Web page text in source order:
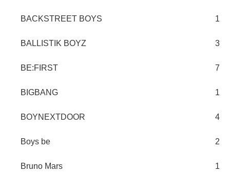
BACKSTREET BOYS 1
BALLISTIK BOYZ 3
BE:FIRST 7
BIGBANG 1
BOYNEXTDOOR 4
Boys be 2
Bruno Mars 1